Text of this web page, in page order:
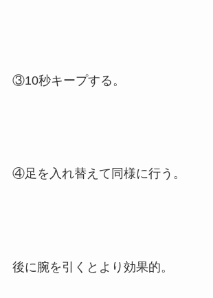
③10秒キープする。
④足を入れ替えて同様に行う。
後に腕を引くとより効果的。